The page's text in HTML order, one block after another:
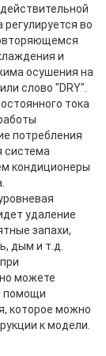
во
и
осушения на
слово "DRY".
тока
потребления
система
кондиционеры
удаление
запахи,
дым и т.д.
можете
помощи
которое можно
к модели.